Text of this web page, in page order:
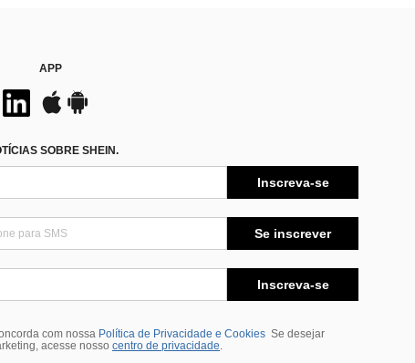
APP
SOBRE SHEIN.
Inscreva-se
Se inscrever
Inscreva-se
com nossa Política de Privacidade e Cookies Se desejar
acesse nosso centro de privacidade.